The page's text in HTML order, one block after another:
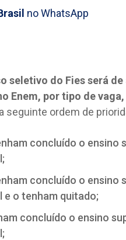
no WhatsApp
seletivo do Fies será
Enem, por tipo de
seguinte ordem de
concluído o ensino
concluído o ensino
o tenham quitado;
concluído o ensino